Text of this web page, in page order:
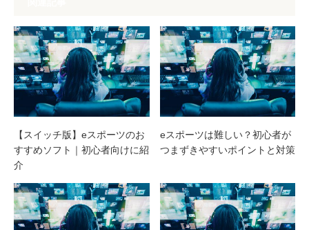
【スイッチ版】eスポーツのお
すすめソフト｜初心者向けに紹
介
eスポーツは難しい？初心者が
つまずきやすいポイントと対策